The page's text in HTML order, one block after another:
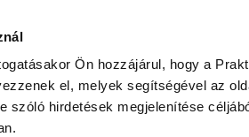
Ön hozzájárul, hogy a
el, melyek segítségével az
szóló hirdetések megjelenítése